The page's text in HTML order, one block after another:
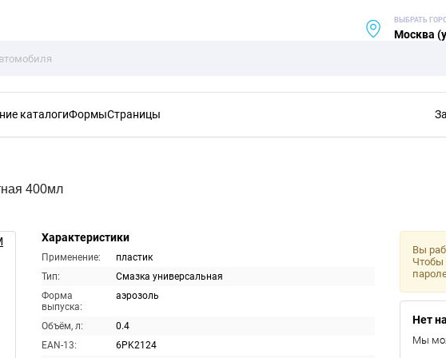
ВЫБРАТЬ
Москва
каталогиФормыСтраницы
400мл
Характеристики
Применение:
пластик
Тип:
Смазка универсальная
Форма
выпуска:
аэрозоль
Объём, л:
0.4
EAN-13:
6PK2124
Вы
Чтобы
Нет
Мы